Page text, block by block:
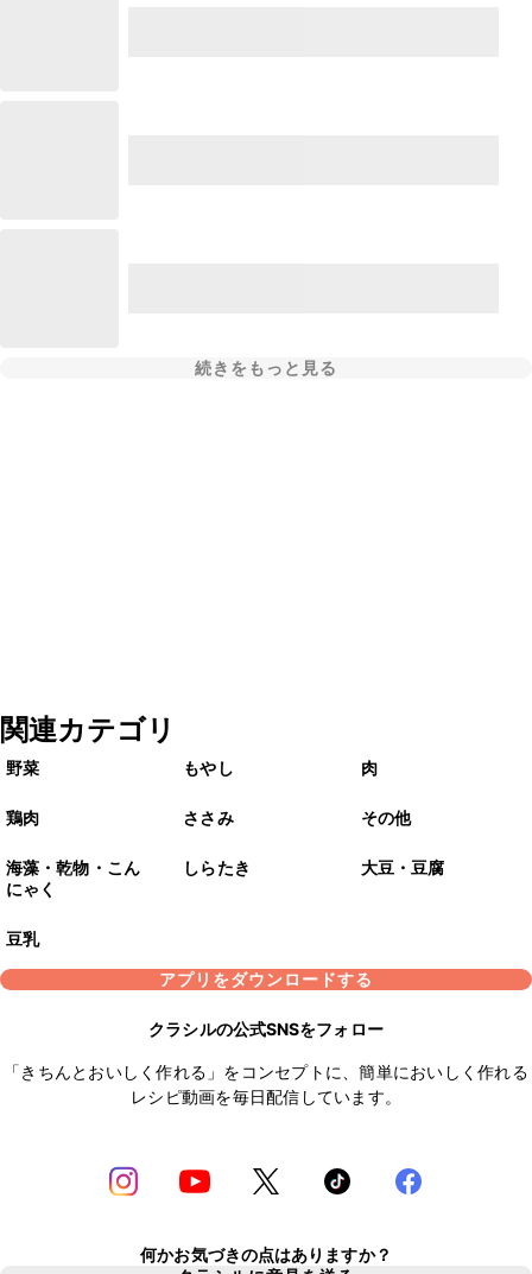
続きをもっと見る
関連カテゴリ
野菜 もやし 肉
鶏肉 ささみ その他
海藻・乾物・こん
にゃく
しらたき 大豆・豆腐
豆乳
アプリをダウンロードする
クラシルの公式SNSをフォロー
「きちんとおいしく作れる」をコンセプトに、簡単においしく作れる
レシピ動画を毎日配信しています。
何かお気づきの点はありますか？